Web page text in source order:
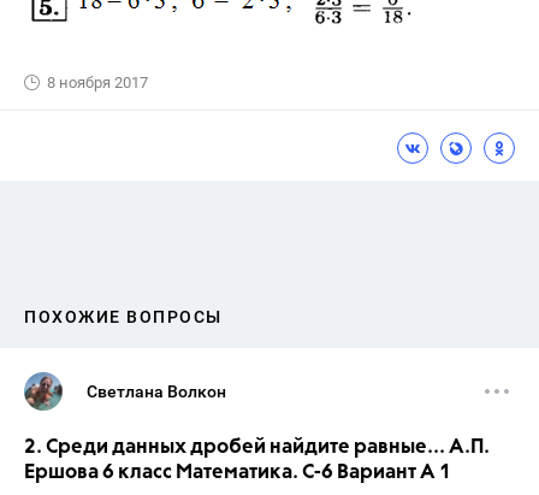
8 ноября 2017
ПОХОЖИЕ ВОПРОСЫ
Светлана Волкон
2. Среди данных дробей найдите равные... А.П.
Ершова 6 класс Математика. С-6 Вариант А 1